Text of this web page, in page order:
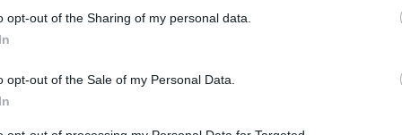
opt-out of the Sharing of my personal data.
opt-out of the Sale of my Personal Data.
ο Περιφερειάρχης Θεσσαλίας Κώστας
πλάτος του οδοστρώματος, καθαρίζουμε
διευκολύνουμε την ορατότητα
ασφαλή επικοινωνία των ανθρώπινων
της Περιφέρειας Θεσσαλίας ικανοποιούν τις